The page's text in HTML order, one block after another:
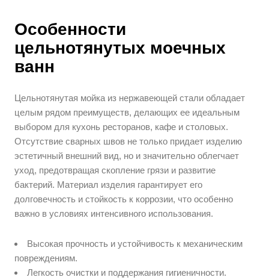
Особенности
цельнотянутых моечных
ванн
Цельнотянутая мойка из нержавеющей стали обладает
целым рядом преимуществ, делающих ее идеальным
выбором для кухонь ресторанов, кафе и столовых.
Отсутствие сварных швов не только придает изделию
эстетичный внешний вид, но и значительно облегчает
уход, предотвращая скопление грязи и развитие
бактерий. Материал изделия гарантирует его
долговечность и стойкость к коррозии, что особенно
важно в условиях интенсивного использования.
Высокая прочность и устойчивость к механическим
повреждениям.
Легкость очистки и поддержания гигиеничности.